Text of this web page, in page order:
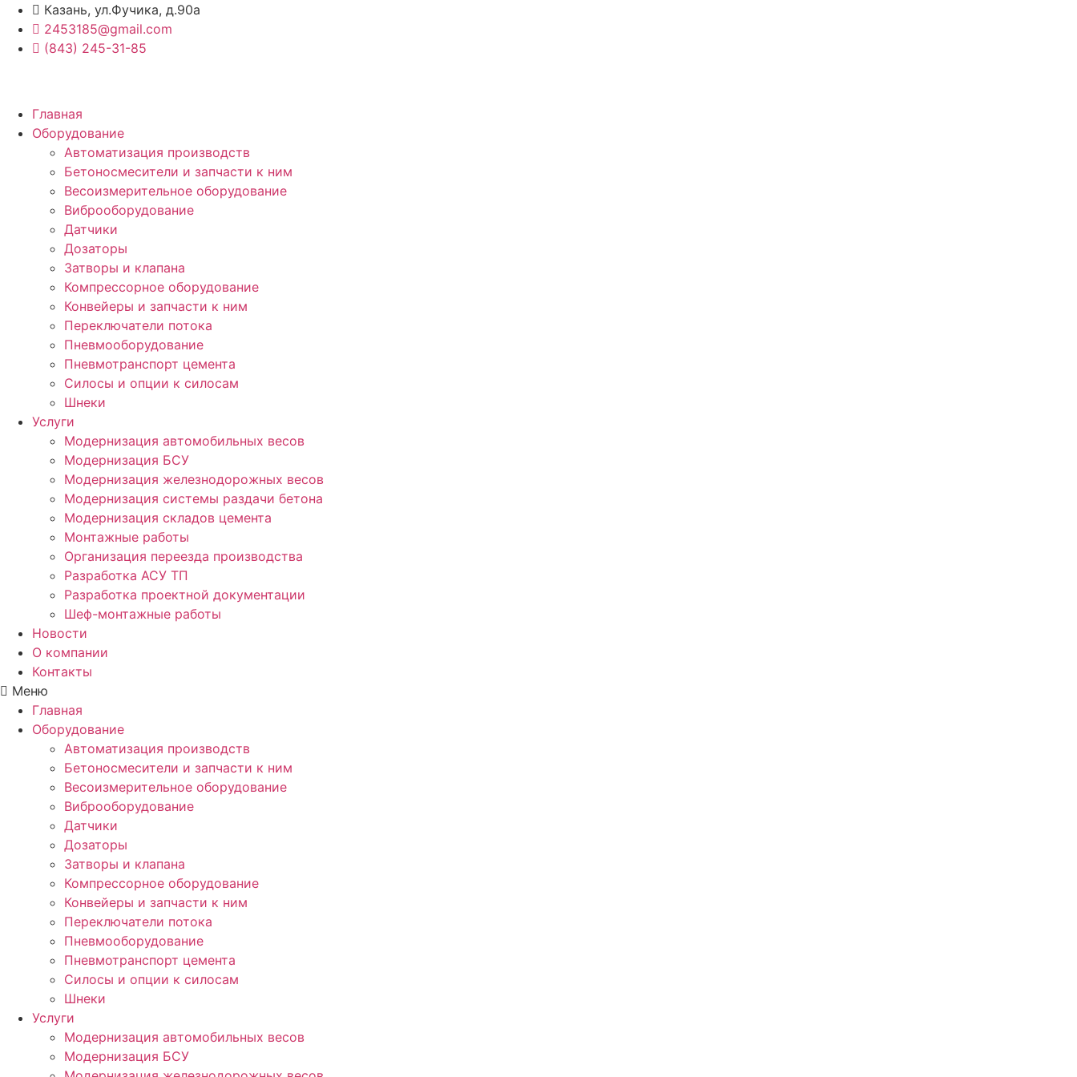
Перейти
содержимому
Казань, ул.Фучика, д.90а
2453185@gmail.com
(843) 245-31-85
Главная
Оборудование
Автоматизация производств
Бетоносмесители и запчасти к ним
Весоизмерительное оборудование
Виброоборудование
Датчики
Дозаторы
Затворы и клапана
Компрессорное оборудование
Конвейеры и запчасти к ним
Переключатели потока
Пневмооборудование
Пневмотранспорт цемента
Силосы и опции к силосам
Шнеки
Услуги
Модернизация автомобильных весов
Модернизация БСУ
Модернизация железнодорожных весов
Модернизация системы раздачи бетона
Модернизация складов цемента
Монтажные работы
Организация переезда производства
Разработка АСУ ТП
Разработка проектной документации
Шеф-монтажные работы
Новости
О компании
Контакты
Меню
Главная
Оборудование
Автоматизация производств
Бетоносмесители и запчасти к ним
Весоизмерительное оборудование
Виброоборудование
Датчики
Дозаторы
Затворы и клапана
Компрессорное оборудование
Конвейеры и запчасти к ним
Переключатели потока
Пневмооборудование
Пневмотранспорт цемента
Силосы и опции к силосам
Шнеки
Услуги
Модернизация автомобильных весов
Модернизация БСУ